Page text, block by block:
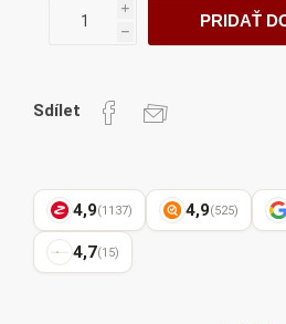
i
h
PRIDAŤ
Sdílet
4,9(1137) 4,9(525)
4,7(15)